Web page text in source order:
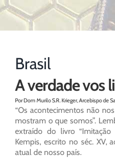
Brasil
A verdade vos
Por Dom Murilo S.R. Krieger, Arcebispo de
“Os acontecimentos não
mostram o que somos”.
extraído do livro
Kempis, escrito no séc. XV,
atual de nosso país.